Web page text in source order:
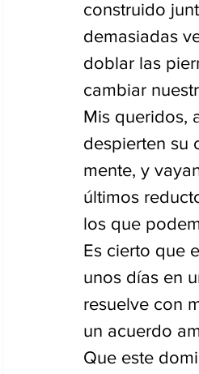
construido
demasiadas
doblar las
cambiar
Mis queridos,
despierten su
mente, y
últimos
los que
Es cierto que
unos días en
resuelve con
un acuerdo
Que este